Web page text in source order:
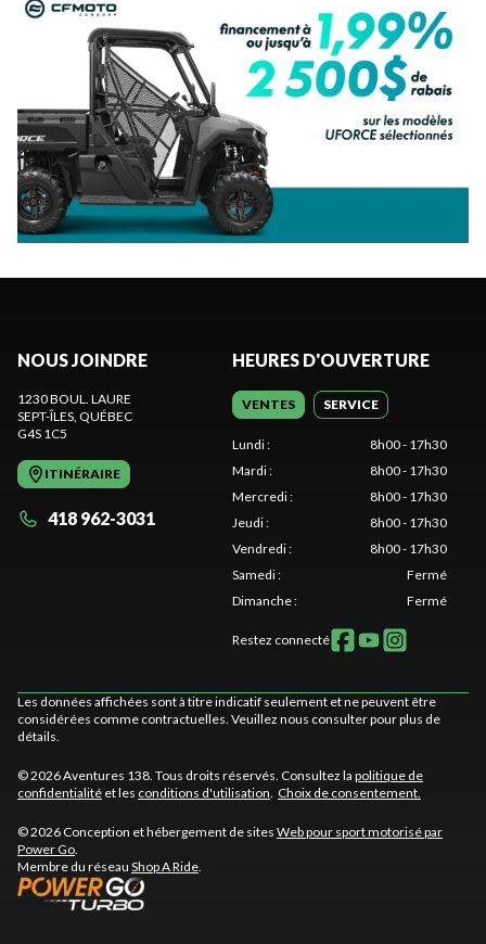
NOUS JOINDRE
1230 BOUL. LAURE
SEPT-ÎLES, QUÉBEC
G4S 1C5
ITINÉRAIRE
418 962-3031
HEURES D'OUVERTURE
VENTES SERVICE
Lundi:
8h00 - 17h30
Mardi:
8h00 - 17h30
Mercredi:
8h00 - 17h30
Jeudi:
8h00 - 17h30
Vendredi:
8h00 - 17h30
Samedi:
Fermé
Dimanche: Fermé
Restez connecté
Les données affichées sont à titre indicatif seulement et ne peuvent être
considérées comme contractuelles. Veuillez nous consulter pour plus de
détails.
© 2026 Aventures 138. Tous droits réservés. Consultez la politique de
confidentialité et les conditions d'utilisation. Choix de consentement.
© 2026 Conception et hébergement de sites Web pour sport motorisé par
Power Go.
Membre du réseau Shop A Ride.